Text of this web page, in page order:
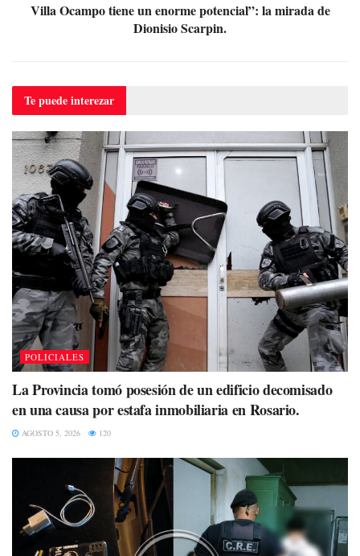
Villa Ocampo tiene un enorme potencial”: la mirada de
Dionisio Scarpin.
Te puedeinterezar
POLICIALES
La Provincia tomó posesión de un edificio decomisado
en una causa por estafa inmobiliaria en Rosario.
AGOSTO 5, 2026 120